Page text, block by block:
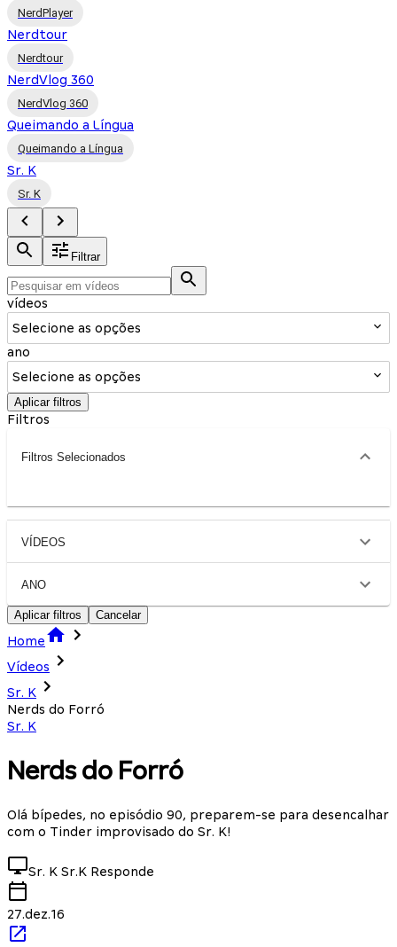
NerdPlayer
Nerdtour
Nerdtour
NerdVlog 360
NerdVlog 360
Queimando a Língua
Queimando a Língua
Sr. K
Sr. K
Filtrar
vídeos
Selecione as opções
ano
Selecione as opções
Aplicar filtros
Filtros
Filtros Selecionados
VÍDEOS
ANO
Aplicar filtros Cancelar
Home
Vídeos
Sr. K
Nerds do Forró
Sr. K
Nerds do Forró
Olá bípedes, no episódio 90, preparem-se para desencalhar
com o Tinder improvisado do Sr. K!
Sr. K Sr.K Responde
27.dez.16